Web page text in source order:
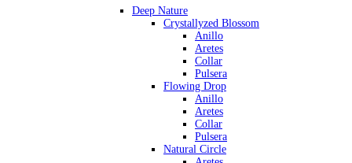
Deep Nature
Crystallyzed Blossom
Anillo
Aretes
Collar
Pulsera
Flowing Drop
Anillo
Aretes
Collar
Pulsera
Natural Circle